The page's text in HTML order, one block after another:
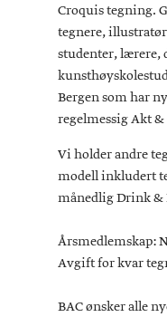
Croquis tegning.
tegnere,
studenter, lærere,
Bergen som har
regelmessig Akt
Vi holder andre
modell inkludert
månedlig Drink &
Årsmedlemskap:
Avgift for kvar
BAC ønsker alle